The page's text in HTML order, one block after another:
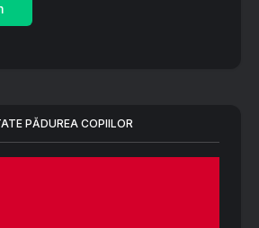
PĂDUREA COPIILOR